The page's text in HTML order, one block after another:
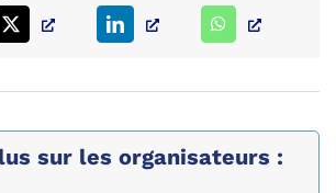
sur les organisateurs :